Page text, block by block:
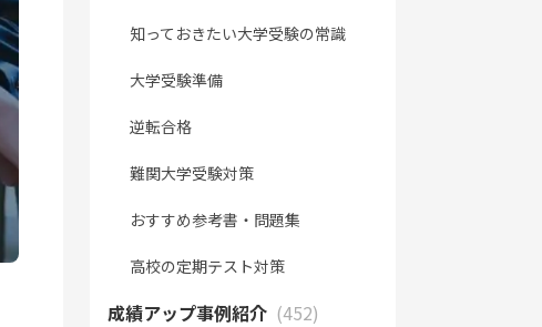
知っておきたい大学受験の常識
大学受験準備
逆転合格
難関大学受験対策
おすすめ参考書・問題集
高校の定期テスト対策
成績アップ事例紹介 (452)